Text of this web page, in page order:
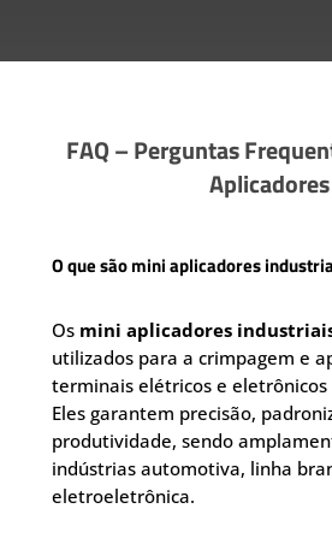
FAQ – Perguntas
Aplicadores
O que são mini aplicadores
Os mini aplicadores
utilizados para a crimpagem e
terminais elétricos e eletrônicos
Eles garantem precisão,
produtividade, sendo
indústrias automotiva, linha
eletroeletrônica.